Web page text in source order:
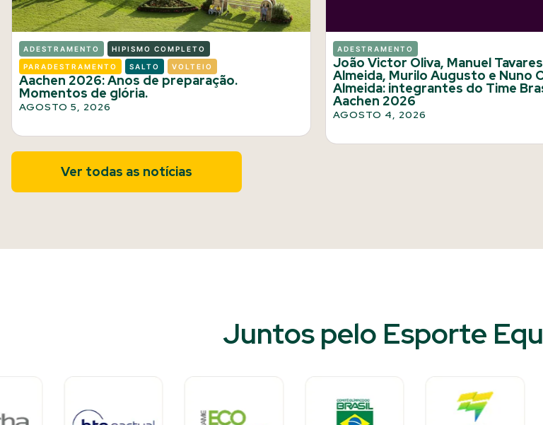
ADESTRAMENTO HIPISMO COMPLETO
PARADESTRAMENTO SALTO VOLTEIO
Aachen 2026: Anos de preparação.
Momentos de glória.
AGOSTO 5, 2026
ADESTRAMENTO
João Victor Oliva, Manuel
Almeida, Murilo Augusto e Nuno
Almeida: integrantes do Time
Aachen 2026
AGOSTO 4, 2026
Ver todas as notícias
Juntos pelo Esporte